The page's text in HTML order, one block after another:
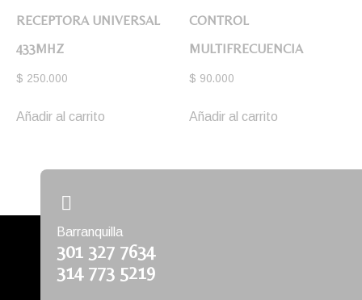
RECEPTORA UNIVERSAL
433MHZ
$ 250.000
Añadir al carrito
CONTROL
MULTIFRECUENCIA
$ 90.000
Añadir al carrito
Barranquilla
301 327 7634
314 773 5219